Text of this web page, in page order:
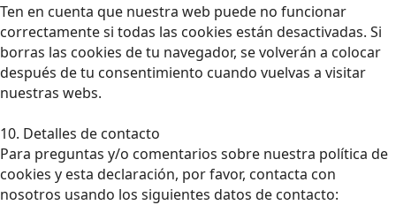
Ten en cuenta que nuestra web puede no funcionar
correctamente si todas las cookies están desactivadas. Si
borras las cookies de tu navegador, se volverán a colocar
después de tu consentimiento cuando vuelvas a visitar
nuestras webs.
10. Detalles de contacto
Para preguntas y/o comentarios sobre nuestra política de
cookies y esta declaración, por favor, contacta con
nosotros usando los siguientes datos de contacto: